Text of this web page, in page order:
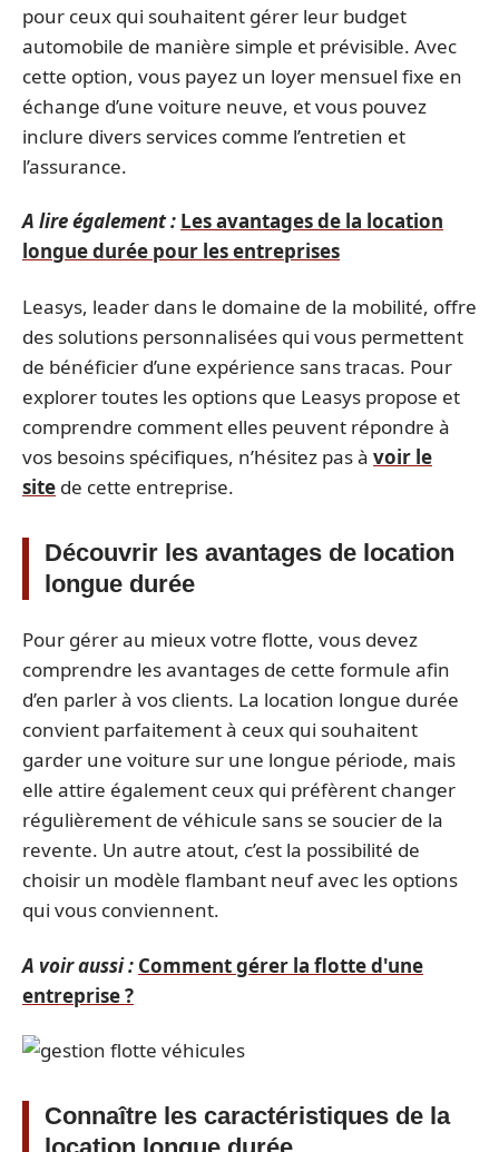
pour ceux qui souhaitent gérer leur budget
automobile de manière simple et prévisible. Avec
cette option, vous payez un loyer mensuel fixe en
échange d’une voiture neuve, et vous pouvez
inclure divers services comme l’entretien et
l’assurance.
A lire également : Les avantages de la location
longue durée pour les entreprises
Leasys, leader dans le domaine de la mobilité, offre
des solutions personnalisées qui vous permettent
de bénéficier d’une expérience sans tracas. Pour
explorer toutes les options que Leasys propose et
comprendre comment elles peuvent répondre à
vos besoins spécifiques, n’hésitez pas à voir le
site de cette entreprise.
Découvrir les avantages de location
longue durée
Pour gérer au mieux votre flotte, vous devez
comprendre les avantages de cette formule afin
d’en parler à vos clients. La location longue durée
convient parfaitement à ceux qui souhaitent
garder une voiture sur une longue période, mais
elle attire également ceux qui préfèrent changer
régulièrement de véhicule sans se soucier de la
revente. Un autre atout, c’est la possibilité de
choisir un modèle flambant neuf avec les options
qui vous conviennent.
A voir aussi : Comment gérer la flotte d'une
entreprise ?
Connaître les caractéristiques de la